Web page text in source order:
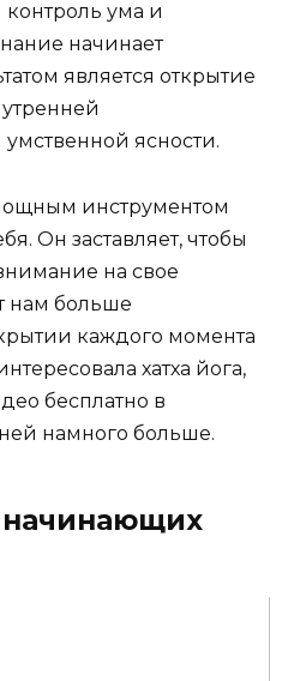
ума и
начинает
является открытие
ясности.
инструментом
Он заставляет, чтобы
на свое
нам больше
каждого момента
хатха йога,
бесплатно в
намного больше.